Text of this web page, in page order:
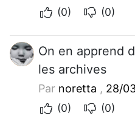
(0)
(0)
On en apprend
les archives
Par noretta , 28/
(0)
(0)